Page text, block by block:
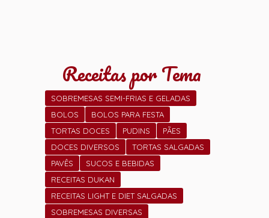
Receitas por Tema
SOBREMESAS SEMI-FRIAS E GELADAS
BOLOS
BOLOS PARA FESTA
TORTAS DOCES
PUDINS
PÃES
DOCES DIVERSOS
TORTAS SALGADAS
PAVÊS
SUCOS E BEBIDAS
RECEITAS DUKAN
RECEITAS LIGHT E DIET SALGADAS
SOBREMESAS DIVERSAS